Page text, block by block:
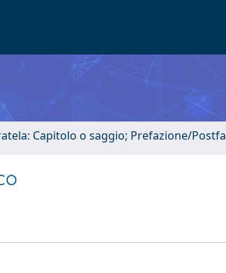
Capitolo o saggio; Prefazione/